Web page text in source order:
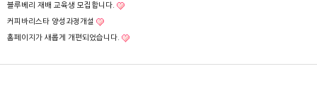
블루베리 재배 교육생 모집합니다.
커피바리스타 양성과정개설
홈페이지가 새롭게 개편되었습니다.